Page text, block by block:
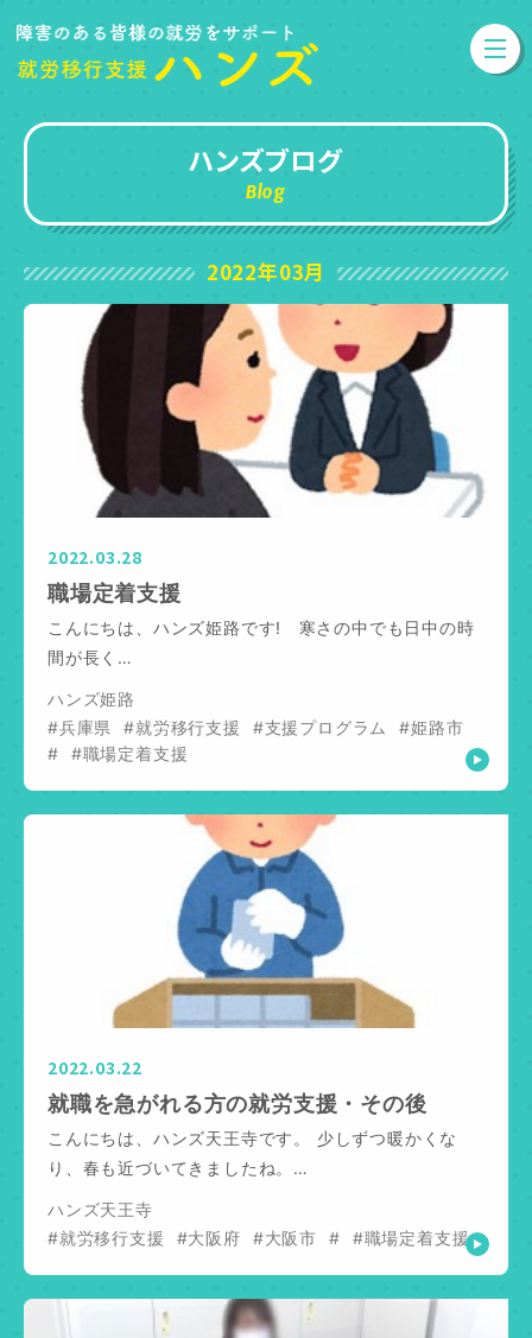
ハンズブログ
Blog
2022年03月
2022.03.28
職場定着支援
こんにちは、ハンズ姫路です! 寒さの中でも日中の時
間が長く…
ハンズ姫路
#兵庫県
#就労移行支援 #支援プログラム
#姫路市
#
#職場定着支援
2022.03.22
就職を急がれる方の就労支援・その後
こんにちは、ハンズ天王寺です。 少しずつ暖かくな
り、春も近づいてきましたね。…
ハンズ天王寺
#就労移行支援
#大阪府 #大阪市 # #職場定着支援